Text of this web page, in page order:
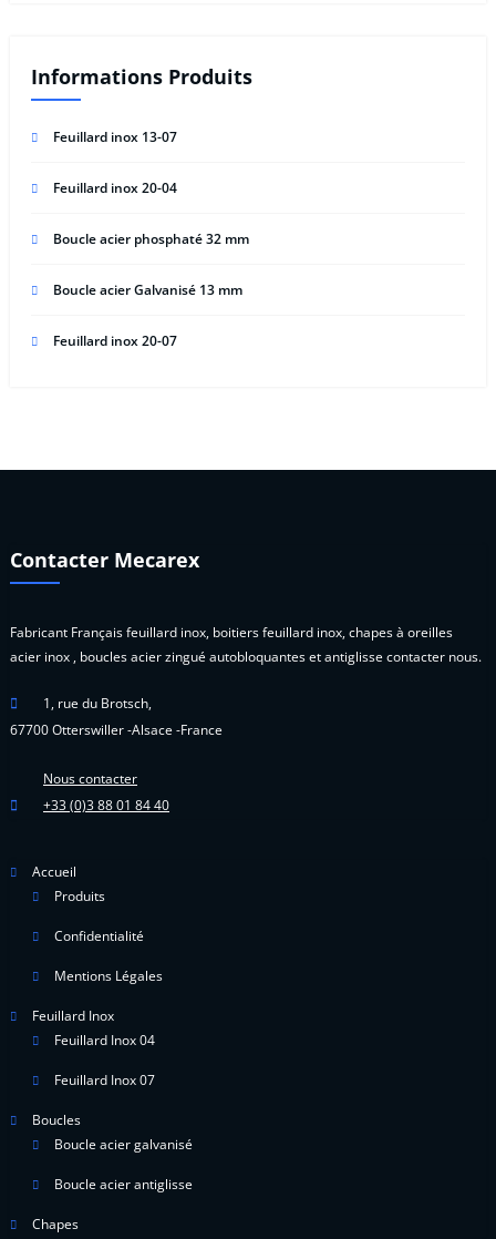
Informations Produits
Feuillard inox 13-07
Feuillard inox 20-04
Boucle acier phosphaté 32 mm
Boucle acier Galvanisé 13 mm
Feuillard inox 20-07
Contacter Mecarex
Fabricant Français feuillard inox, boitiers feuillard inox, chapes à oreilles
acier inox , boucles acier zingué autobloquantes et antiglisse contacter nous.
1, rue du Brotsch,
67700 Otterswiller -Alsace -France
Nous contacter
+33 (0)3 88 01 84 40
Accueil
Produits
Confidentialité
Mentions Légales
Feuillard Inox
Feuillard Inox 04
Feuillard Inox 07
Boucles
Boucle acier galvanisé
Boucle acier antiglisse
Chapes